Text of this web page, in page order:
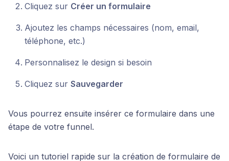
Cliquez sur Créer un formulaire
Ajoutez les champs nécessaires (nom, email,
téléphone, etc.)
Personnalisez le design si besoin
Cliquez sur Sauvegarder
Vous pourrez ensuite insérer ce formulaire dans une
étape de votre funnel.
Voici un tutoriel rapide sur la création de formulaire de